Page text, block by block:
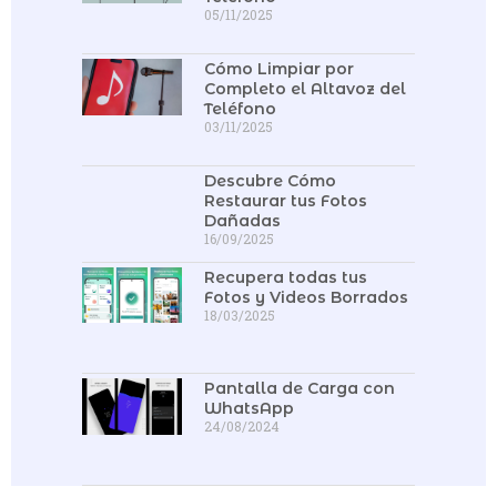
05/11/2025
Cómo Limpiar por
Completo el Altavoz del
Teléfono
03/11/2025
Descubre Cómo
Restaurar tus Fotos
Dañadas
16/09/2025
Recupera todas tus
Fotos y Videos Borrados
18/03/2025
Pantalla de Carga con
WhatsApp
24/08/2024